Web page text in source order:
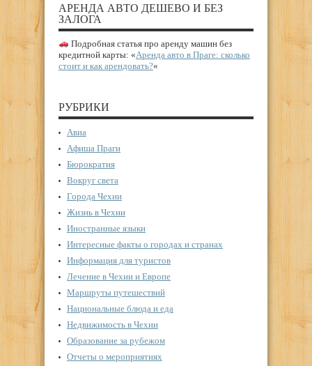
АРЕНДА АВТО ДЕШЕВО И БЕЗ
ЗАЛОГА
Подробная статья про аренду машин без
кредитной карты: «Аренда авто в Праге: сколько
стоит и как арендовать?«
РУБРИКИ
Авиа
Афиша Праги
Бюрократия
Вокруг света
Города Чехии
Жизнь в Чехии
Иностранные языки
Интересные факты о городах и странах
Информация для туристов
Лечение в Чехии и Европе
Маршруты путешествий
Национальные блюда и еда
Недвижимость в Чехии
Образование за рубежом
Отчеты о мероприятиях